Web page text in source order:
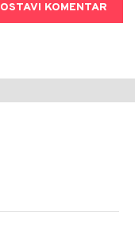
OSTAVI KOMENTAR